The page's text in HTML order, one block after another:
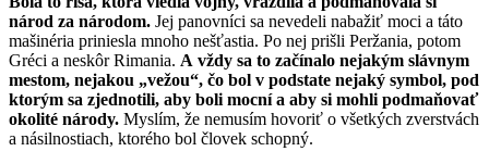
národ za národom. Jej panovníci sa nevedeli nabažiť moci a táto
mašinéria priniesla mnoho nešťastia. Po nej prišli Peržania, potom
Gréci a neskôr Rimania. A vždy sa to začínalo nejakým slávnym
mestom, nejakou „vežou“, čo bol v podstate nejaký symbol, pod
ktorým sa zjednotili, aby boli mocní a aby si mohli podmaňovať
okolité národy. Myslím, že nemusím hovoriť o všetkých zverstvách
a násilnostiach, ktorého bol človek schopný.